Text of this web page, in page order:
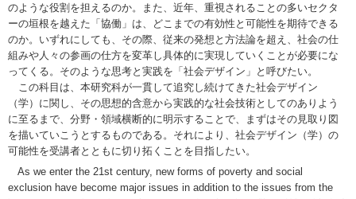
のような役割を担えるのか。また、近年、重視されることの多いセクタ
ーの垣根を越えた「協働」は、どこまでの有効性と可能性を期待できる
のか。いずれにしても、その際、従来の発想と方法論を超え、社会の仕
組みや人々の参画の仕方を変革し具体的に実現していくことが必要にな
ってくる。そのような思考と実践を「社会デザイン」と呼びたい。
この科目は、本研究科が一貫して追究し続けてきた社会デザイン
（学）に関し、その思想的含意から実践的な社会技術としてのありよう
に至るまで、分野・領域横断的に明示することで、まずはその見取り図
を描いていこうとするものである。それにより、社会デザイン（学）の
可能性を受講者とともに切り拓くことを目指したい。
As we enter the 21st century, new forms of poverty and social
exclusion have become major issues in addition to the issues from the